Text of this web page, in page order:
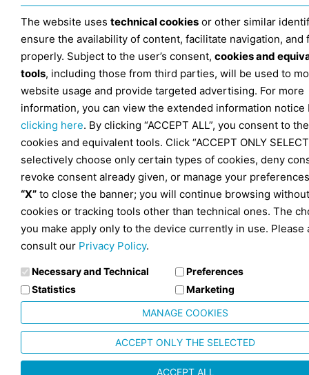
The website uses technical cookies or other similar
ensure the availability of content, facilitate navigation, and
properly. Subject to the user’s consent, cookies and
tools, including those from third parties, will be used to
website usage and provide targeted advertising. For more
information, you can view the extended information notice
clicking here. By clicking “ACCEPT ALL”, you consent to
cookies and equivalent tools. Click “ACCEPT ONLY
selectively choose only certain types of cookies, deny
revoke consent already given, or manage your
“X” to close the banner; you will continue browsing without
cookies or tracking tools other than technical ones. The
you make apply only to the device currently in use. Please
consult our Privacy Policy.
Necessary and Technical
Preferences
Statistics
Marketing
MANAGE COOKIES
ACCEPT ONLY THE SELECTED
ACCEPT ALL